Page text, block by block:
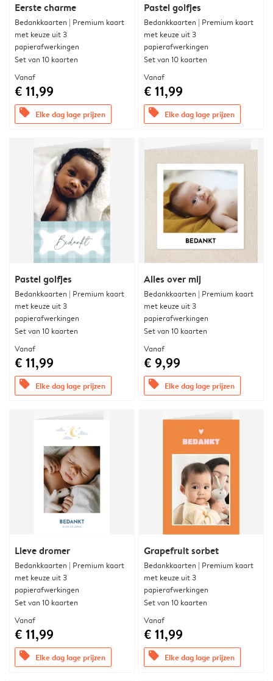
Eerste charme
Bedankkaarten | Premium kaart
met keuze uit 3
papierafwerkingen
Set van 10 kaarten
Vanaf
€ 11,99
offers Elke dag lage prijzen
Pastel golfjes
Bedankkaarten | Premium kaart
met keuze uit 3
papierafwerkingen
Set van 10 kaarten
Vanaf
€ 11,99
offers Elke dag lage prijzen
Pastel golfjes
Bedankkaarten | Premium kaart
met keuze uit 3
papierafwerkingen
Set van 10 kaarten
Vanaf
€ 11,99
offers Elke dag lage prijzen
Alles over mij
Bedankkaarten | Premium kaart
met keuze uit 3
papierafwerkingen
Set van 10 kaarten
Vanaf
€ 9,99
offers Elke dag lage prijzen
Lieve dromer
Bedankkaarten | Premium kaart
met keuze uit 3
papierafwerkingen
Set van 10 kaarten
Vanaf
€ 11,99
offers Elke dag lage prijzen
Grapefruit sorbet
Bedankkaarten | Premium kaart
met keuze uit 3
papierafwerkingen
Set van 10 kaarten
Vanaf
€ 11,99
offers Elke dag lage prijzen